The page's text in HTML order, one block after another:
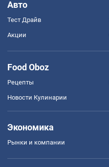
Авто
Тест Драйв
Акции
Food Oboz
Рецепты
Новости Кулинарии
Экономика
Рынки и компании